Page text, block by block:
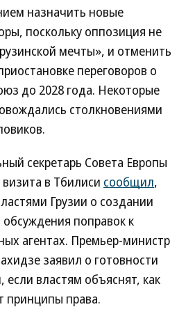
назначить новые
поскольку оппозиция не
мечты», и отменить
переговоров о
до 2028 года. Некоторые
столкновениями
секретарь Совета Европы
в Тбилиси сообщил,
Грузии о создании
поправок к
агентах. Премьер-министр
заявил о готовности
если властям объяснят, как
принципы права.